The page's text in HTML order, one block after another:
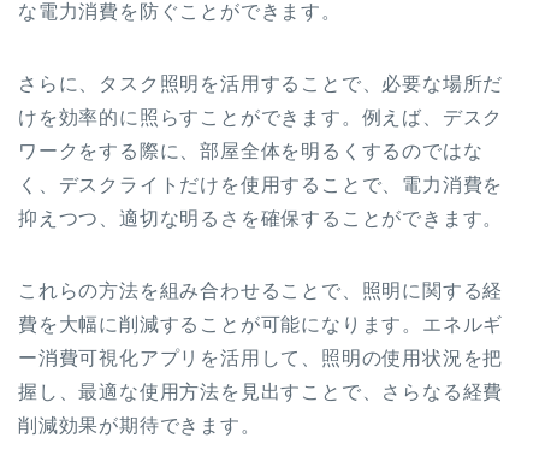
な電力消費を防ぐことができます。
さらに、タスク照明を活用することで、必要な場所だ
けを効率的に照らすことができます。例えば、デスク
ワークをする際に、部屋全体を明るくするのではな
く、デスクライトだけを使用することで、電力消費を
抑えつつ、適切な明るさを確保することができます。
これらの方法を組み合わせることで、照明に関する経
費を大幅に削減することが可能になります。エネルギ
ー消費可視化アプリを活用して、照明の使用状況を把
握し、最適な使用方法を見出すことで、さらなる経費
削減効果が期待できます。